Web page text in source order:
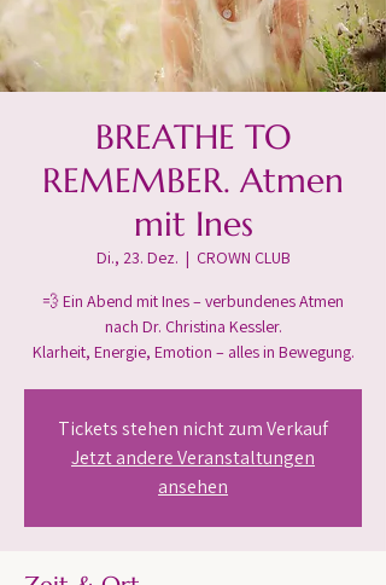
BREATHE TO
REMEMBER. Atmen
mit Ines
Di., 23. Dez.
  |
CROWN CLUB
💨 Ein Abend mit Ines – verbundenes Atmen
nach Dr. Christina Kessler.
Klarheit, Energie, Emotion – alles in Bewegung.
Tickets stehen nicht zum Verkauf
Jetzt andere Veranstaltungen
ansehen